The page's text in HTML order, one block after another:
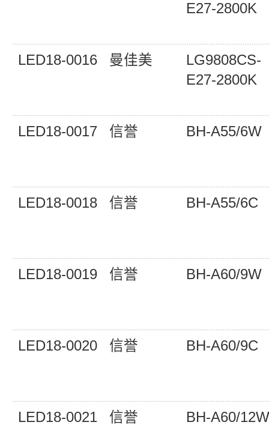
E27-2800K
LED18-0016 曼佳美
LG9808CS-
E27-2800K
LED18-0017 信誉 BH-A55/6W
LED18-0018 信誉 BH-A55/6C
LED18-0019 信誉 BH-A60/9W
LED18-0020 信誉 BH-A60/9C
LED18-0021 信誉 BH-A60/12W